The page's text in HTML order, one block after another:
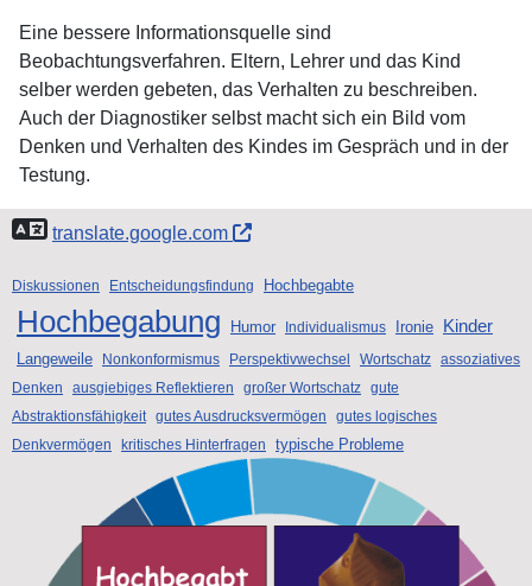
Eine bessere Informationsquelle sind
Beobachtungsverfahren. Eltern, Lehrer und das Kind
selber werden gebeten, das Verhalten zu beschreiben.
Auch der Diagnostiker selbst macht sich ein Bild vom
Denken und Verhalten des Kindes im Gespräch und in der
Testung.
translate.google.com
Diskussionen Entscheidungsfindung Hochbegabte
Hochbegabung Humor Individualismus Ironie Kinder
Langeweile Nonkonformismus Perspektivwechsel Wortschatz assoziatives
Denken
ausgiebiges Reflektieren großer Wortschatz gute
Abstraktionsfähigkeit gutes Ausdrucksvermögen
gutes logisches
Denkvermögen
kritisches Hinterfragen typische Probleme